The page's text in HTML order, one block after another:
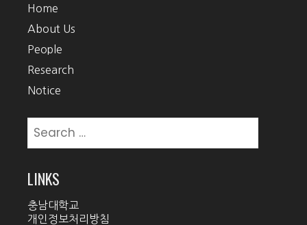
Home
About Us
People
Research
Notice
for:
LINKS
충남대학교
개인정보처리방침